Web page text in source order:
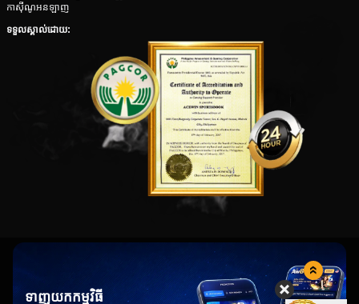
កាស៊ីណូអនឡាញ
ទទួលស្គាល់ដោយ:
ទាញយកកម្មវិធី